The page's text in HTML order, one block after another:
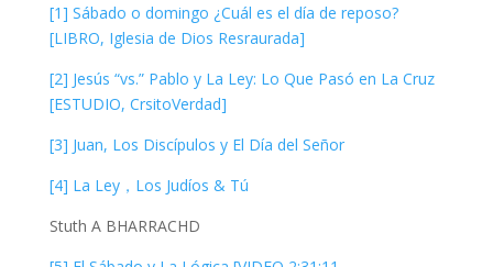
[1] Sábado o domingo ¿Cuál es el día de reposo?
[LIBRO, Iglesia de Dios Resraurada]
[2] Jesús “vs.” Pablo y La Ley: Lo Que Pasó en La Cruz
[ESTUDIO, CrsitoVerdad]
[3] Juan, Los Discípulos y El Día del Señor
[4] La Ley，Los Judíos & Tú
Stuth A BHARRACHD